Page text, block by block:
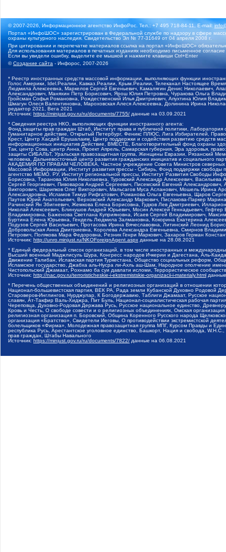
© 2007-2026, Информационное агентство ИнфоРос. Тел.: +7 495 718-84-11, E-mail:
Портал «ИнфоШОС» зарегистрирован в Федеральной службе по надзору в сфере
охраны культурного наследия. Свидетельство Эл № 77-31649 от 04 апреля 2008 г.
При цитировании и перепечатке материалов ссылка на портал «ИнфоШОС»
Для использования материалов в печатных изданиях необходимо письменное
Если вы увидели ошибку, выделите ее мышкой и нажмите клавиши Ctrl+Enter
©Создание сайта - Инфорос, 2007-2026
* Реестр иностранных средств массовой информации, выполняющих функции
Голос Америки, Idel.Реалии, Кавказ.Реалии, Крым.Реалии, Телеканал Настоящее
Людмила Алексеевна, Маркелов Сергей Евгеньевич, Камалягин Денис Николаевич,
Александрович, Маняхин Петр Борисович, Ярош Юлия Петровна, Чуракова Ольга
Гройсман Софья Романовна, Рождественский Илья Дмитриевич, Апухтина Юлия
Шмагун Олеся Валентиновна, Мароховская Алеся Алексеевна, Долинина Ирина
редактор 2021, Вега 2021
Источник: https://minjust.gov.ru/ru/documents/7755/ данные на 03.09.2021
* Сведения реестра НКО, выполняющих функции иностранного агента:
Фонд защиты прав граждан Штаб, Институт права и публичной политики,
Гуманитарное действие, Открытый Петербург, Феникс ПЛЮС, Лига Избирателей,
Крест, Центр Хасдей Ерушалаим, Центр поддержки и содействия развитию средств
информационных инициатив Действие, ВМЕСТЕ, Благотворительный фонд охраны
Так, центр Сова, центр Анна, Проект Апрель, Самарская губерния, Эра здоровья,
защиты СИБАЛЬТ, Уральская правозащитная группа, Женщины Евразии, Рязанский
человека, Дальневосточный центр развития гражданских инициатив и социального
АКАДЕМИЯ ПО ПРАВАМ ЧЕЛОВЕКА, Частное учреждение Совета Министров северных
Массовой Информации, Институт развития прессы - Сибирь, Фонд поддержки
агентство МЕМО. РУ, Институт региональной прессы, Институт Развития Свободы
Борисовна, Таранова Юлия Николаевна, Туровский Александр Алексеевич,
Сергей Георгиевич, Пивоваров Андрей Сергеевич, Писемский Евгений
Викторович, Шарипков Олег Викторович, Мальсагов Муса Асланович, Мошель Ирина
Александровна, Исламов Тимур Рифгатович, Романова Ольга Евгеньевна, Щаров
Паутов Юрий Анатольевич, Верховский Александр Маркович, Пислакова-Паркер
Рачинский Ян Збигневич, Жемкова Елена Борисовна, Гудков Лев Дмитриевич,
Николай Алексеевич, Блинушов Андрей Юрьевич, Мосин Алексей Геннадьевич,
Владимировна, Баженова Светлана Куприяновна, Исаев Сергей Владимирович,
Буртина Елена Юрьевна, Гендель Людмила Залмановна, Кокорина Екатерина
Подузов Сергей Васильевич, Протасова Ирина Вячеславовна, Литинский Леонид
Добровольская Анна Дмитриевна, Королева Александра Евгеньевна, Смирнов
Петрович, Полякова Мара Федоровна, Резник Генри Маркович, Захаров Герман
Источник: http://unro.minjust.ru/NKOForeignAgent.aspx данные на 28.08.2021
* Единый федеральный список организаций, в том числе иностранных и
Высший военный Маджлисуль Шура, Конгресс народов Ичкерии и Дагестана, Аль-
Движение Талибан, Исламская партия Туркестана, Общество социальных реформ,
Исламское государство, Джабха аль-Нусра ли-Ахль аш-Шам, Народное ополчение
Чистопольский Джамаат, Рохнамо ба суи давлати исломи, Террористическое
Источник: http://nac.gov.ru/terroristicheskie-i-ekstremistskie-organizacii-i-materialy.html
* Перечень общественных объединений и религиозных организаций в отношении
Национал-большевистская партия, ВЕК РА, Рада земли Кубанской Духовно Родовой
Староверов-Инглингов, Нурджулар, К Богодержавию, Таблиги Джамаат, Русское
славян, Ат-Такфир Валь-Хиджра, Пит Буль, Национал-социалистическая рабочая
Череповца, Духовно-Родовая Держава Русь, Русское национальное единство,
Кровь и Честь, О свободе совести и о религиозных объединениях, Омская
религиозная организация п. Боровский, Община Коренного Русского народа
организация «Братство», Свидетели Иеговы, О противодействии экстремистской
болельщиков «Фирма», Молодежная правозащитная группа МПГ, Курсом Правды и
республика Русь, Арестантское уголовное единство, Башкорт, Нация и свобода,
прав граждан, Штабы Навального
Источник: https://minjust.gov.ru/ru/documents/7822/ данные на 06.08.2021